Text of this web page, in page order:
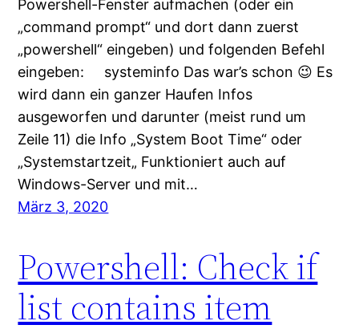
Powershell-Fenster aufmachen (oder ein
„command prompt“ und dort dann zuerst
„powershell“ eingeben) und folgenden Befehl
eingeben: systeminfo Das war’s schon 😉 Es
wird dann ein ganzer Haufen Infos
ausgeworfen und darunter (meist rund um
Zeile 11) die Info „System Boot Time“ oder
„Systemstartzeit„ Funktioniert auch auf
Windows-Server und mit…
März 3, 2020
Powershell: Check if
list contains item